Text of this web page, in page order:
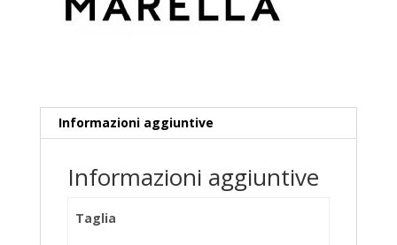
Informazioni aggiuntive
Informazioni aggiuntive
Taglia